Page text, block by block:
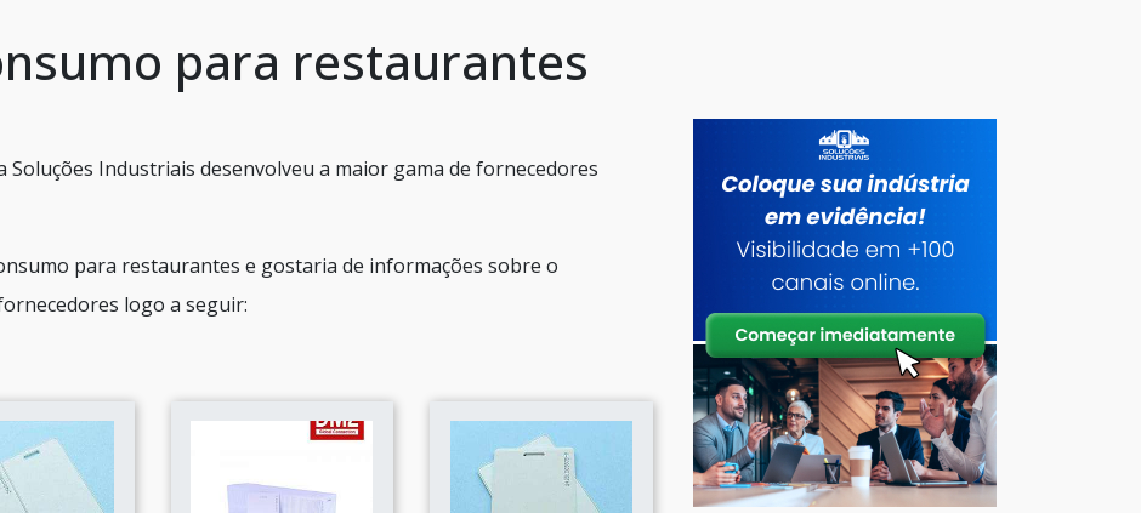
para restaurantes
Industriais desenvolveu a maior gama de fornecedores
para restaurantes e gostaria de informações sobre o
logo a seguir: